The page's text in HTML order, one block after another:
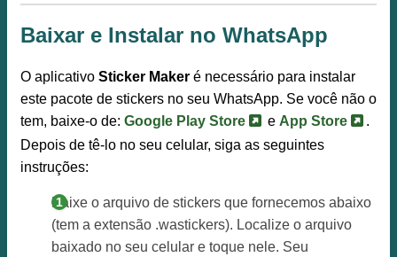
Baixar e Instalar no WhatsApp
O aplicativo Sticker Maker é necessário para instalar
este pacote de stickers no seu WhatsApp. Se você não o
tem, baixe-o de: Google Play Store e App Store
.
Depois de tê-lo no seu celular, siga as seguintes
instruções:
Baixe o arquivo de stickers que fornecemos abaixo
(tem a extensão .wastickers). Localize o arquivo
baixado no seu celular e toque nele. Seu